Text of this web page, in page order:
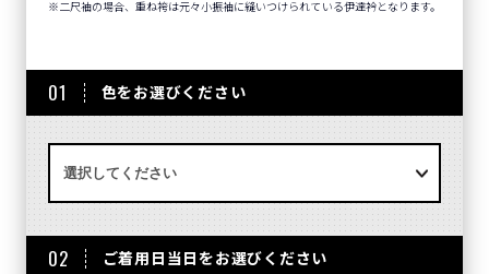
二尺袖の場合、重ね袴は元々小振袖に縫いつけられている伊達衿となります。
01 色をお選びください
02 ご着用日当日をお選びください